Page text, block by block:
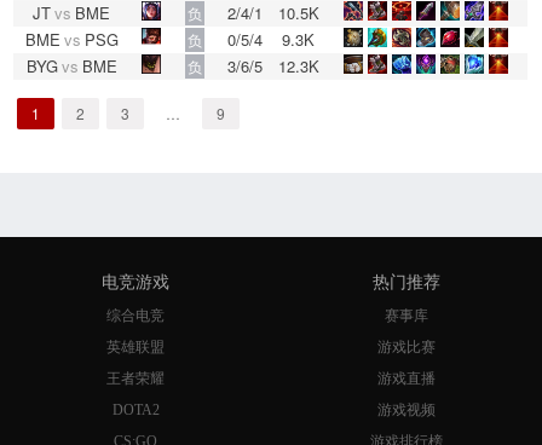
JTvs BME 负 2/4/1
10.5K
BME vs PSG 负 0/5/4
9.3K
BYGvs BME 负 3/6/5 12.3K
1 2 3 9
电竞游戏
综合电竞
英雄联盟
王者荣耀
DOTA2
CS:GO
热门推荐
赛事库
游戏比赛
游戏直播
游戏视频
游戏排行榜